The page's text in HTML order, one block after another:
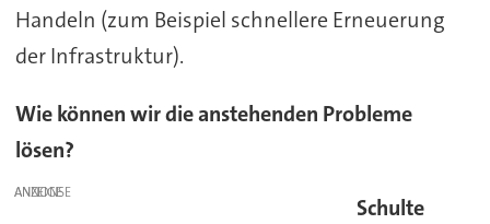
Handeln (zum Beispiel schnellere Erneuerung
der Infrastruktur).
Wie können wir die anstehenden Probleme
lösen?
ANZEIGE
Schulte